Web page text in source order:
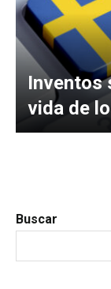
Inventos
vida de
Buscar